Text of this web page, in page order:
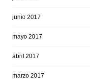
junio 2017
mayo 2017
abril 2017
marzo 2017